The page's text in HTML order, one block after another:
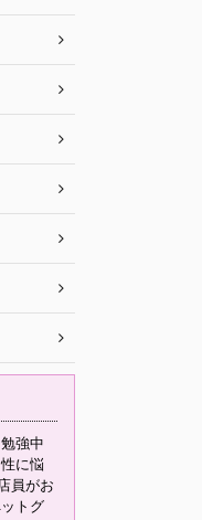
強中
に悩
員がお
トグ